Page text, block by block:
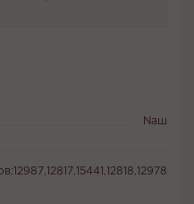
Naш